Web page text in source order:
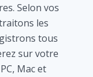
Selon vos
les
tous
sur votre
Mac et